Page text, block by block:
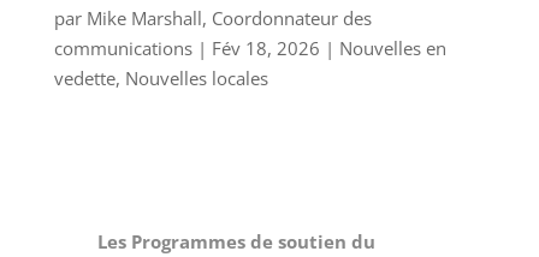
par Mike Marshall, Coordonnateur des
communications| Fév 18, 2026 | Nouvelles en
vedette, Nouvelles locales
Les Programmes de soutien du